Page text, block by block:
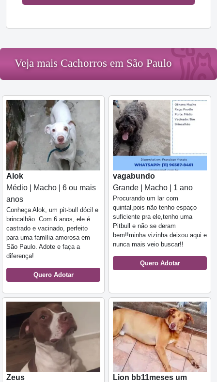
Veja mais Cachorros em São Paulo
Alok
Médio | Macho | 6 ou mais
anos
Conheça Alok, um pit-bull dócil e
brincalhão. Com 6 anos, ele é
castrado e vacinado, perfeito
para uma família amorosa em
São Paulo. Adote e faça a
diferença!
Quero Adotar
vagabundo
Grande | Macho | 1 ano
Procurando um lar com
quintal,pois não tenho espaço
suficiente pra ele,tenho uma
Pitbull e não se deram
bem!!minha vizinha deixou aqui e
nunca mais veio buscar!!
Quero Adotar
Zeus
Lion bb11meses um